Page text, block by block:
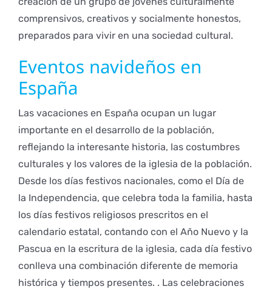
comprensivos, creativos y socialmente honestos,
preparados para vivir en una sociedad cultural.
Eventos navideños en
España
Las vacaciones en España ocupan un lugar
importante en el desarrollo de la población,
reflejando la interesante historia, las costumbres
culturales y los valores de la iglesia de la población.
Desde los días festivos nacionales, como el Día de
la Independencia, que celebra toda la familia, hasta
los días festivos religiosos prescritos en el
calendario estatal, contando con el Año Nuevo y la
Pascua en la escritura de la iglesia, cada día festivo
conlleva una combinación diferente de memoria
histórica y tiempos presentes. . Las celebraciones